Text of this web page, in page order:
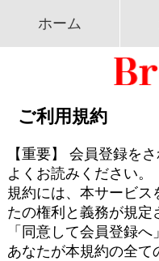
ホーム
ご利用規約
【重要】 会員登録を
よくお読みください。
規約には、本サービス
たの権利と義務が規定
「同意して会員登録
あなたが本規約の全て